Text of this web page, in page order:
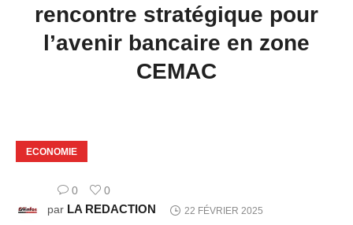
rencontre stratégique pour
l’avenir bancaire en zone
CEMAC
ECONOMIE
0
0
par LA REDACTION 22 FÉVRIER 2025